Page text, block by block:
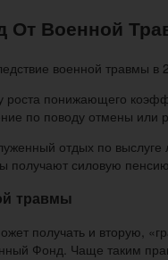
Военной
роста понижающего
по поводу отмены
отдых по
получают силовую
травмы
получать и вторую,
Фонд. Чаще таким